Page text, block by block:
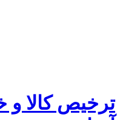
ترخیص کالا و